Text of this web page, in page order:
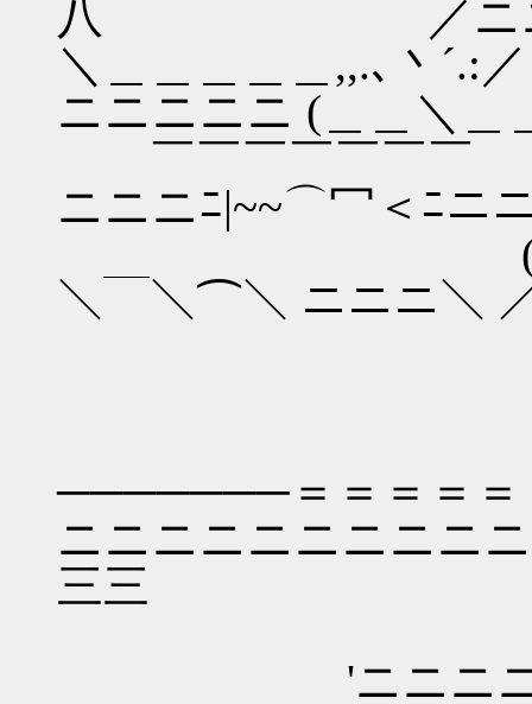
八 ／ニニニニ
＼＿＿＿＿＿,,.､丶
ニニニニニ (＿＿＼＿
￣￣￣￣￣￣
ニニニﾆ|~~⌒冖＜ﾆニ
(＿,,.､丶
＼￣＼⌒＼ ニニニ
───────＝＝＝＝＝
ニニニニニニニニニ
三三
'ニニニニニ